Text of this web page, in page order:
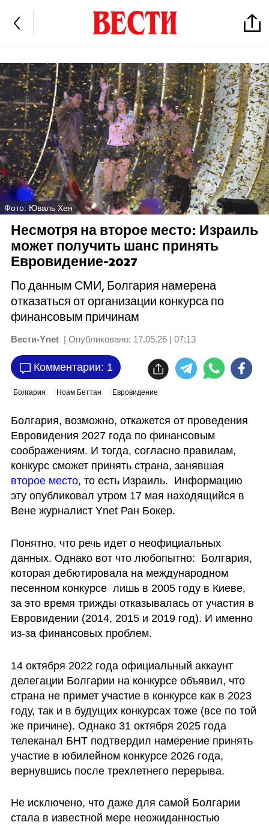
Фото: Юваль Хен
Несмотря на второе место: Израиль
может получить шанс принять
Евровидение-2027
По данным СМИ, Болгария намерена
отказаться от организации конкурса по
финансовым причинам
Вести-Ynet | Опубликовано: 17.05.26 | 07:13
Комментарии: 1
Болгария Ноам Беттан Евровидение
Болгария, возможно, откажется от проведения
Евровидения 2027 года по финансовым
соображениям. И тогда, согласно правилам,
второе место, то есть Израиль.  Информацию
эту опубликовал утром 17 мая находящийся в
Вене журналист Ynet Ран Бокер.
Понятно, что речь идет о неофициальных
данных. Однако вот что любопытно:  Болгария,
которая дебютировала на международном
песенном конкурсе  лишь в 2005 году в Киеве,
за это время трижды отказывалась от участия в
Евровидении (2014, 2015 и 2019 год). И именно
из-за финансовых проблем.
14 октября 2022 года официальный аккаунт
делегации Болгарии на конкурсе объявил, что
страна не примет участие в конкурсе как в 2023
году, так и в будущих конкурсах тоже (все по той
же причине). Однако 31 октября 2025 года
телеканал БНТ подтвердил намерение принять
участие в юбилейном конкурсе 2026 года,
вернувшись после трехлетнего перерыва.
Не исключено, что даже для самой Болгарии
стала в известной мере неожиданностью